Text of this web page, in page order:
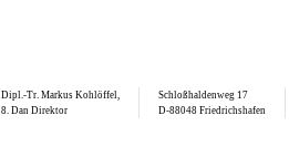
Dipl.-Tr. Markus Kohlöffel,
8. Dan Direktor
Schloßhaldenweg 17
D-88048 Friedrichshafen